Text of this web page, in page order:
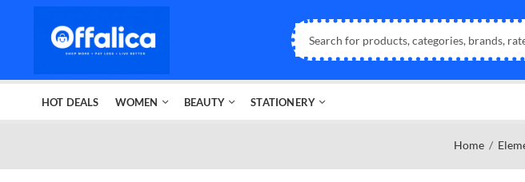
HOT DEALS WOMEN BEAUTY STATIONERY
Home